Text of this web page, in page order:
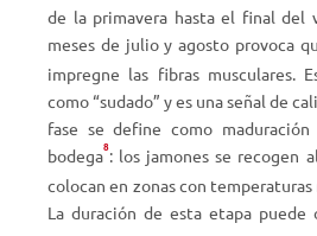
de la primavera hasta el final del
meses de julio y agosto provoca
impregne las fibras musculares.
como “sudado” y es una señal de
fase se define como
bodega8: los jamones se recogen
colocan en zonas con temperaturas
La duración de esta etapa puede